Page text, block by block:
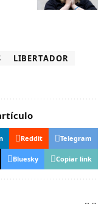
LIBERTADOR
Reddit Telegram
Bluesky Copiar link